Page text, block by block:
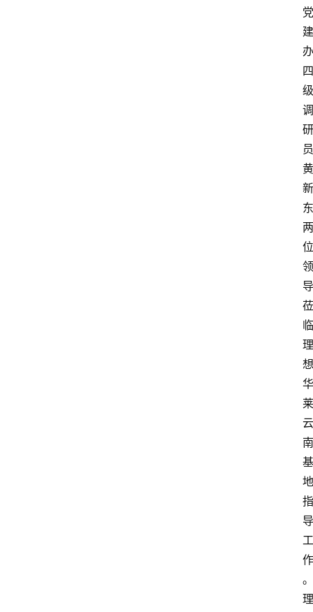
党
建
办
四
级
调
研
员
黄
新
东
两
位
领
导
莅
临
理
想
华
莱
云
南
基
地
指
导
工
作
。
理